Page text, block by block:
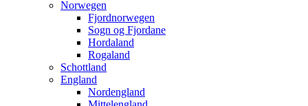
Norwegen
Fjordnorwegen
Sogn og Fjordane
Hordaland
Rogaland
Schottland
England
Nordengland